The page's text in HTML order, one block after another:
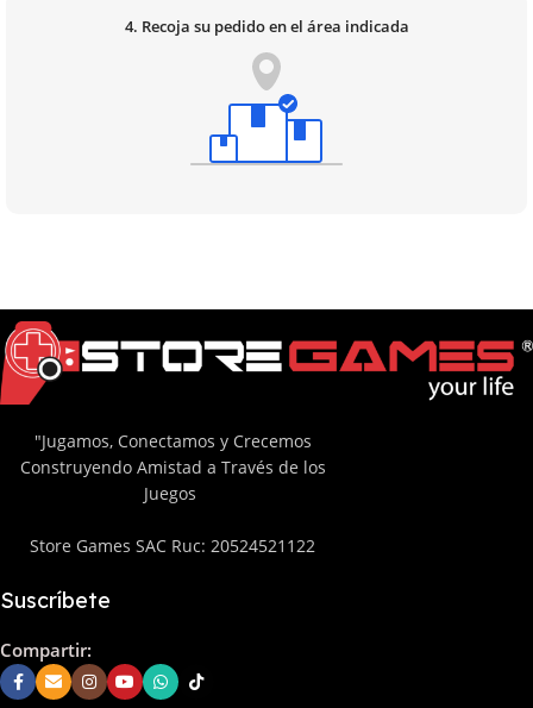
4. Recoja su pedido en el área indicada
"Jugamos, Conectamos y Crecemos
Construyendo Amistad a Través de los
Juegos
Store Games SAC Ruc: 20524521122
Suscríbete
Compartir: